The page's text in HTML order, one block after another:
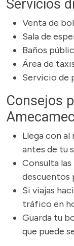
Servicios
Venta de
Sala de
Baños
Área de
Servicio de
Consejos
Llega con
antes de tu
Consulta
descuentos
Si viajas
tráfico en
Guarda tu
que puede